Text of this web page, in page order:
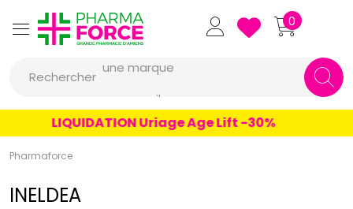
Pharmaforce Grande Pharmacie
0
Rechercher
une marque
un conseil
un produit
une marque
LIQUIDATION Uriage Age Lift -30%
Pharmaforce
INELDEA